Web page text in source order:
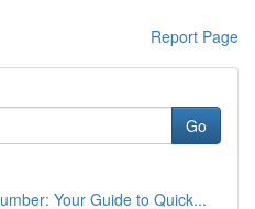
Report Page
Go
Your Guide to Quick...